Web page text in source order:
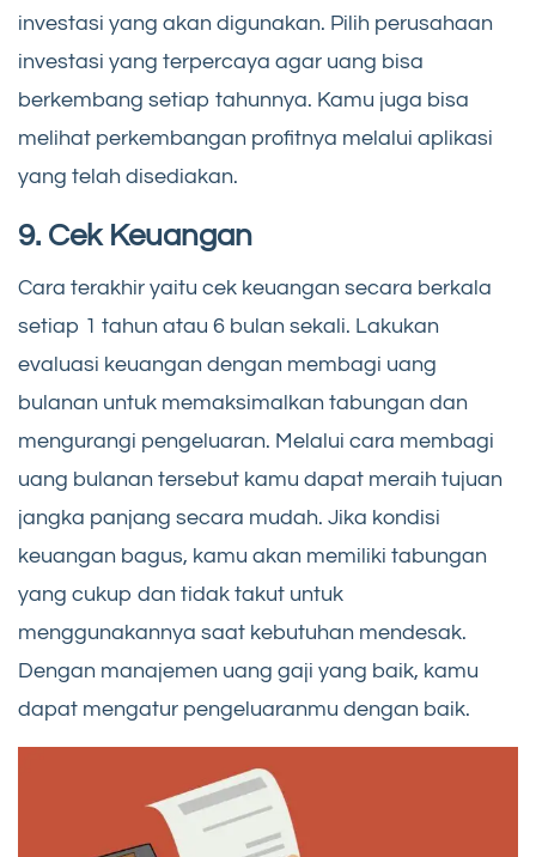
investasi yang akan digunakan. Pilih perusahaan
investasi yang terpercaya agar uang bisa
berkembang setiap tahunnya. Kamu juga bisa
melihat perkembangan profitnya melalui aplikasi
yang telah disediakan.
9. Cek Keuangan
Cara terakhir yaitu cek keuangan secara berkala
setiap 1 tahun atau 6 bulan sekali. Lakukan
evaluasi keuangan dengan membagi uang
bulanan untuk memaksimalkan tabungan dan
mengurangi pengeluaran. Melalui cara membagi
uang bulanan tersebut kamu dapat meraih tujuan
jangka panjang secara mudah. Jika kondisi
keuangan bagus, kamu akan memiliki tabungan
yang cukup dan tidak takut untuk
menggunakannya saat kebutuhan mendesak.
Dengan manajemen uang gaji yang baik, kamu
dapat mengatur pengeluaranmu dengan baik.